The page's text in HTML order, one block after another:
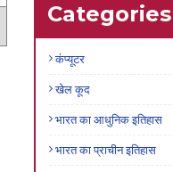
Categories
कंप्यूटर
खेल कूद
भारत का आधुनिक इतिहास
भारत का प्राचीन इतिहास